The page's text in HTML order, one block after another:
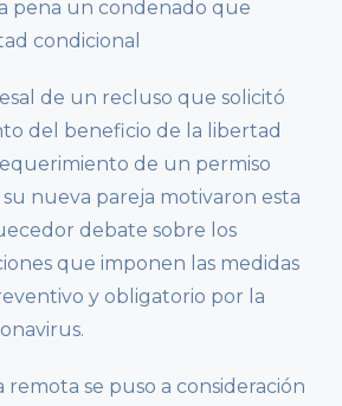
pena un condenado que
condicional
de un recluso que solicitó
del beneficio de la libertad
de un permiso
nueva pareja motivaron esta
debate sobre los
que imponen las medidas
y obligatorio por la
remota se puso a consideración